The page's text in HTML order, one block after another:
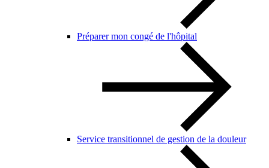
Préparer mon congé de l'hôpital
Service transitionnel de gestion de la douleur